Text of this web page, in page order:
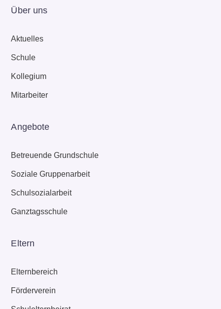
Über uns
Aktuelles
Schule
Kollegium
Mitarbeiter
Angebote
Betreuende Grundschule
Soziale Gruppenarbeit
Schulsozialarbeit
Ganztagsschule
Eltern
Elternbereich
Förderverein